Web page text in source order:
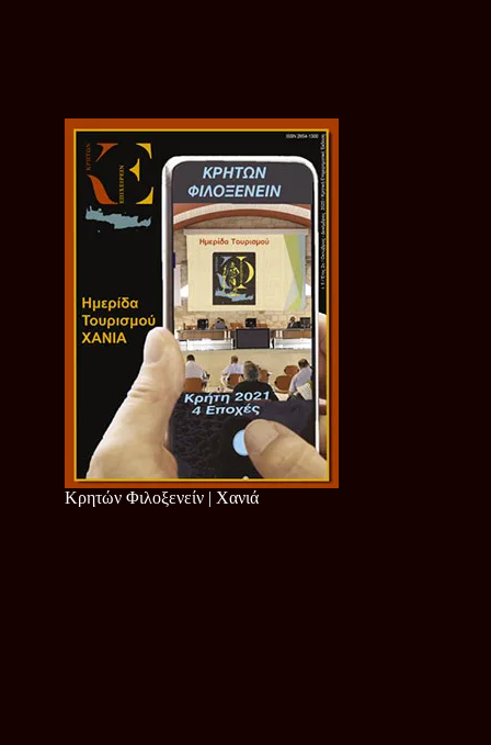
Κρητών Φιλοξενείν | Χανιά